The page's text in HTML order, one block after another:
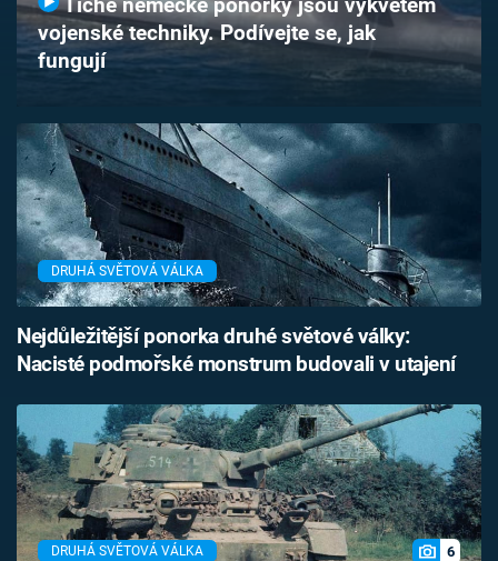
Sledujte prima+
Sledujte nás
Tiché německé ponorky jsou výkvětem
vojenské techniky. Podívejte se, jak
fungují
DRUHÁ SVĚTOVÁ VÁLKA
Nejdůležitější ponorka druhé světové války:
Nacisté podmořské monstrum budovali v utajení
DRUHÁ SVĚTOVÁ VÁLKA 6